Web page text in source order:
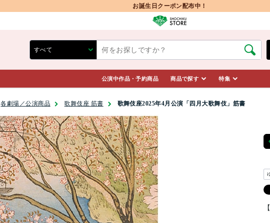
お誕生日クーポン配布中！
公演中作品・予約商品 商品で探す 特集
各劇場／公演商品 歌舞伎座 筋書 歌舞伎座2025年4月公演「四月大歌舞伎」筋書